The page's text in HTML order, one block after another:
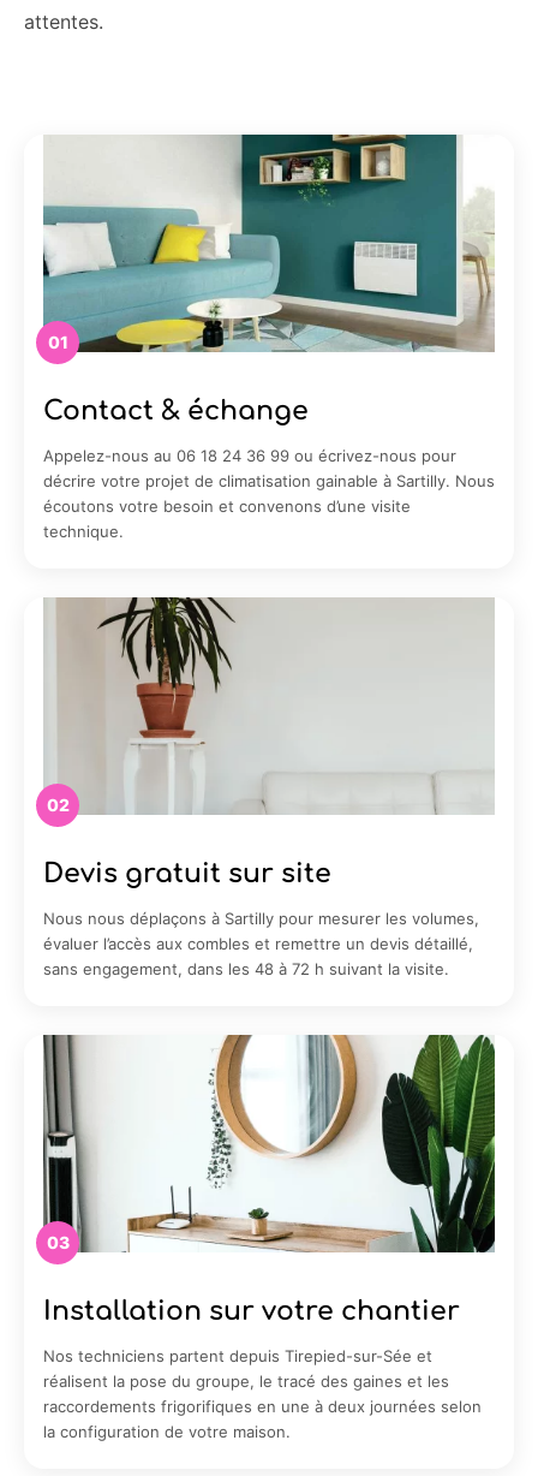
attentes.
01
Contact & échange
Appelez-nous au 06 18 24 36 99 ou écrivez-nous pour
décrire votre projet de climatisation gainable à Sartilly. Nous
écoutons votre besoin et convenons d’une visite
technique.
02
Devis gratuit sur site
Nous nous déplaçons à Sartilly pour mesurer les volumes,
évaluer l’accès aux combles et remettre un devis détaillé,
sans engagement, dans les 48 à 72 h suivant la visite.
03
Installation sur votre chantier
Nos techniciens partent depuis Tirepied-sur-Sée et
réalisent la pose du groupe, le tracé des gaines et les
raccordements frigorifiques en une à deux journées selon
la configuration de votre maison.